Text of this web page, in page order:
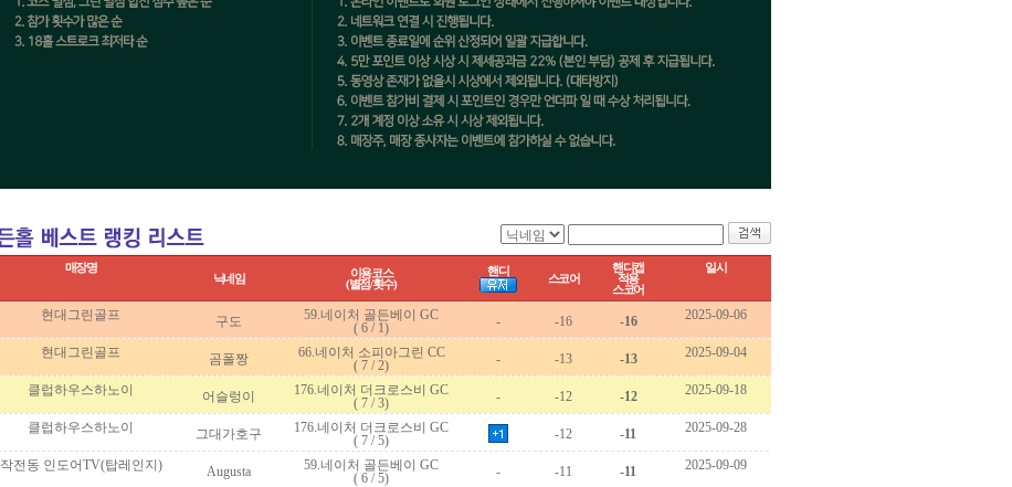
매장명
닉네임
이용코스
(별점/횟수)
핸디
스코어
핸디캡
적용
스코어
일시
현대그린골프 구도
59.네이처 골든베이 GC
( 6 / 1)
- -16 -16 2025-09-06
현대그린골프 곰폴짱
66.네이처 소피아그린 CC
( 7 / 2)
- -13 -13 2025-09-04
클럽하우스하노이 어슬렁이
176.네이처 더크로스비 GC
( 7 / 3)
- -12 -12 2025-09-18
클럽하우스하노이 그대가호구
176.네이처 더크로스비 GC
( 7 / 5)
-12 -11 2025-09-28
작전동 인도어TV(탑레인지) Augusta
59.네이처 골든베이 GC
( 6 / 5)
- -11 -11 2025-09-09